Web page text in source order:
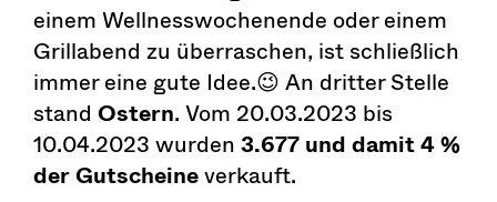
einem Wellnesswochenende oder einem
Grillabend zu überraschen, ist schließlich
immer eine gute Idee.😉 An dritter Stelle
stand Ostern. Vom 20.03.2023 bis
10.04.2023 wurden3.677 und damit 4 %
der Gutscheineverkauft.